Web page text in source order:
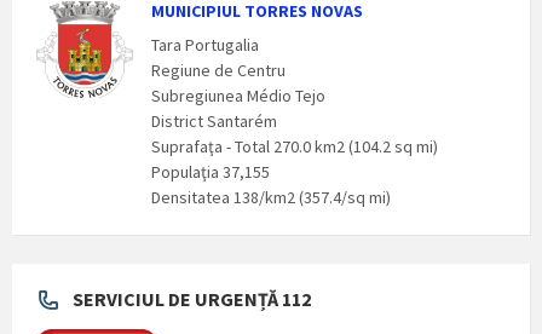
MUNICIPIUL TORRES NOVAS
Tara Portugalia
Regiune de Centru
Subregiunea Médio Tejo
District Santarém
Suprafaţa - Total 270.0 km2 (104.2 sq mi)
Populaţia 37,155
Densitatea 138/km2 (357.4/sq mi)
SERVICIUL DE URGENȚĂ 112